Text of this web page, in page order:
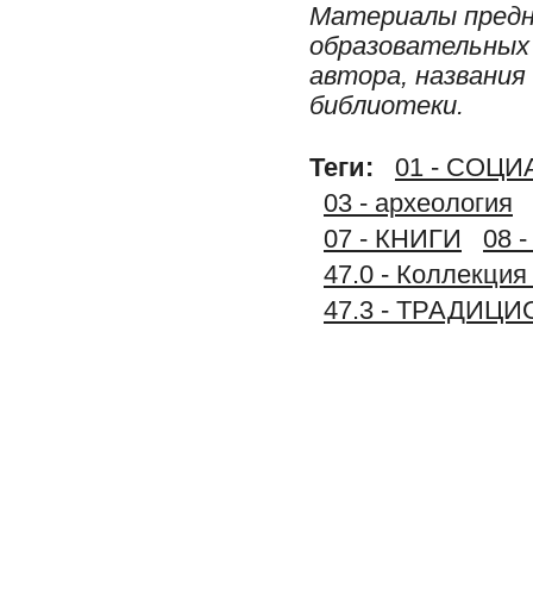
Материалы
автора,
библиотеки.
Теги:
01 -
03 - археология
07 - КНИГИ
08
47.0 -
47.3 -